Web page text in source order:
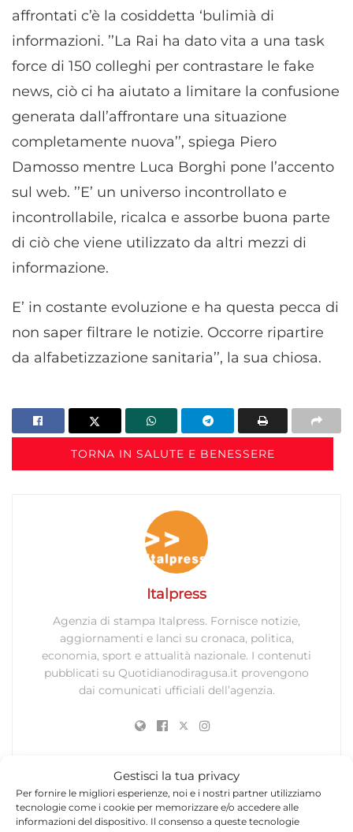
Gestisci la tua privacy
Per fornire le migliori esperienze, noi e i nostri partner utilizziamo
tecnologie come i cookie per memorizzare e/o accedere alle
informazioni del dispositivo. Il consenso a queste tecnologie
affrontati c’è la cosiddetta ‘bulimià di
informazioni. ’’La Rai ha dato vita a una task
force di 150 colleghi per contrastare le fake
news, ciò ci ha aiutato a limitare la confusione
generata dall’affrontare una situazione
completamente nuova’’, spiega Piero
Damosso mentre Luca Borghi pone l’accento
sul web. ’’E’ un universo incontrollato e
incontrollabile, ricalca e assorbe buona parte
di ciò che viene utilizzato da altri mezzi di
informazione.
E’ in costante evoluzione e ha questa pecca di
non saper filtrare le notizie. Occorre ripartire
da alfabetizzazione sanitaria’’, la sua chiosa.
TORNA IN SALUTE E BENESSERE
Italpress
Agenzia di stampa Italpress. Fornisce notizie,
aggiornamenti e lanci su cronaca, politica,
economia, sport e attualità nazionale. I contenuti
pubblicati su Quotidianodiragusa.it provengono
dai comunicati ufficiali dell’agenzia.
Lascia un commento